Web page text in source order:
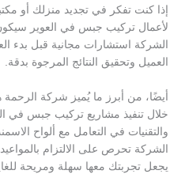
إذا كنت تفكر في تجديد منزلك أو
لأعمال تركيب جبس في العوير
الشركة استشارات مجانية قبل بدء
العميل وتحقيق النتائج المرجوة بدقة.
أيضًا، من أبرز ما يُميز شركة الرحمة
خلال تنفيذ مشاريع تركيب جبس في
والتقنيات في التعامل مع ألواح
الشركة تحرص على الالتزام
يجعل تجربتك معها سهلة ومريحة